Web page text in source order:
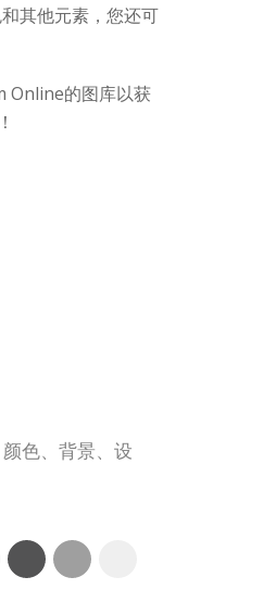
其他元素，您还可
Online的图库以获
色、背景、设